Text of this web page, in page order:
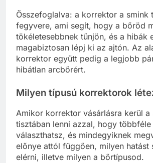
Összefoglalva: a korrektor a smink
fegyvere, ami segít, hogy a bőröd
tökéletesebbnek tűnjön, és a hibák
magabiztosan lépj ki az ajtón. Az
korrektor együtt pedig a legjobb
hibátlan arcbőrért.
Milyen típusú korrektorok
Amikor korrektor vásárlásra kerül a
tisztában lenni azzal, hogy
választhatsz, és mindegyiknek
előnye attól függően, milyen hatást
elérni, illetve milyen a bőrtípusod.